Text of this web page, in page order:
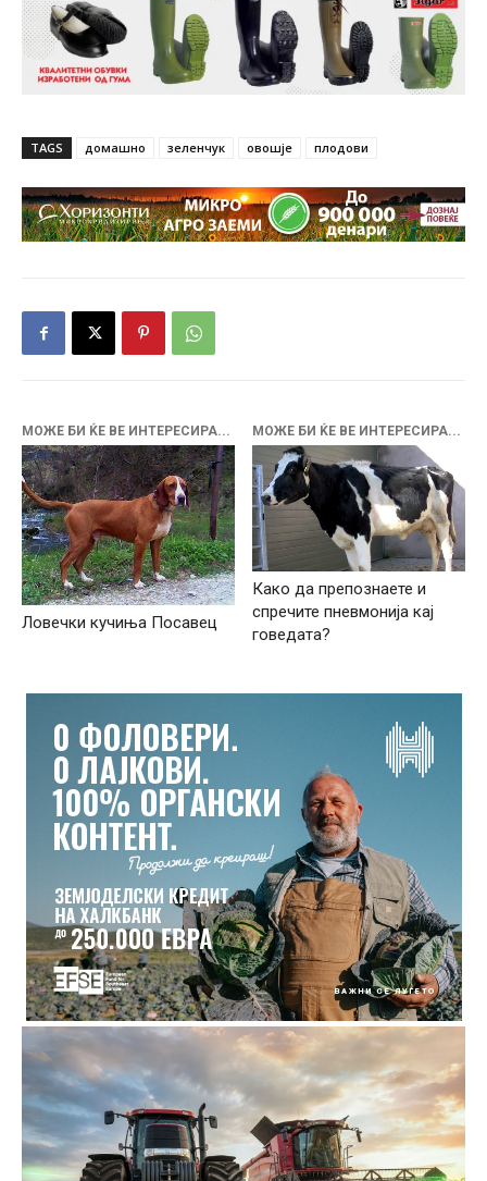
TAGS домашно зеленчук овошје плодови
МОЖЕ БИ ЌЕ ВЕ ИНТЕРЕСИРА...
Ловечки кучиња Посавец
МОЖЕ БИ ЌЕ ВЕ ИНТЕРЕСИРА...
Како да препознаете и
спречите пневмонија кај
говедата?